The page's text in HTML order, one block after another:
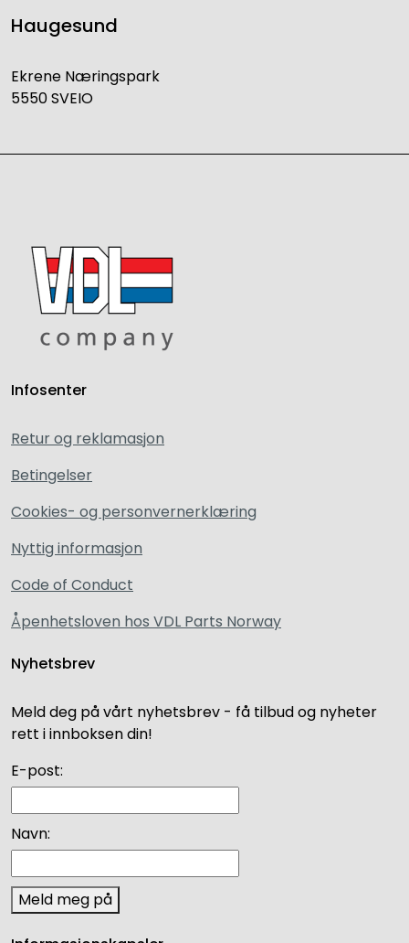
Haugesund
Ekrene Næringspark
5550 SVEIO
Infosenter
Retur og reklamasjon
Betingelser
Cookies- og personvernerklæring
Nyttig informasjon
Code of Conduct
Åpenhetsloven hos VDL Parts Norway
Nyhetsbrev
Meld deg på vårt nyhetsbrev - få tilbud og nyheter
rett i innboksen din!
E-post:
Navn:
Meld meg på